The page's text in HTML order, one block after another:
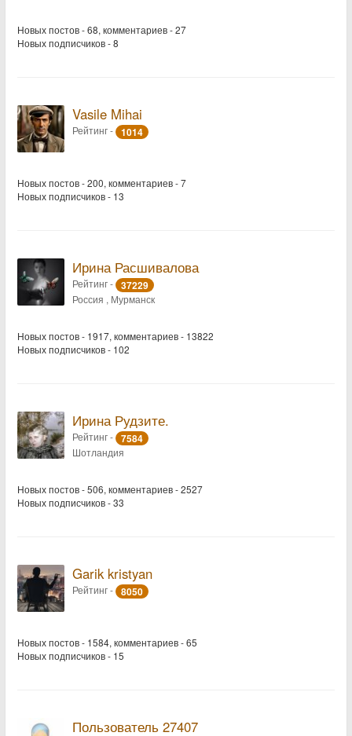
Новых постов - 68, комментариев - 27
Новых подписчиков - 8
Vasile Mihai
Рейтинг - 1014
Новых постов - 200, комментариев - 7
Новых подписчиков - 13
Ирина Расшивалова
Рейтинг - 37229
Россия , Мурманск
Новых постов - 1917, комментариев - 13822
Новых подписчиков - 102
Ирина Рудзите.
Рейтинг - 7584
Шотландия
Новых постов - 506, комментариев - 2527
Новых подписчиков - 33
Garik kristyan
Рейтинг - 8050
Новых постов - 1584, комментариев - 65
Новых подписчиков - 15
Пользователь 27407